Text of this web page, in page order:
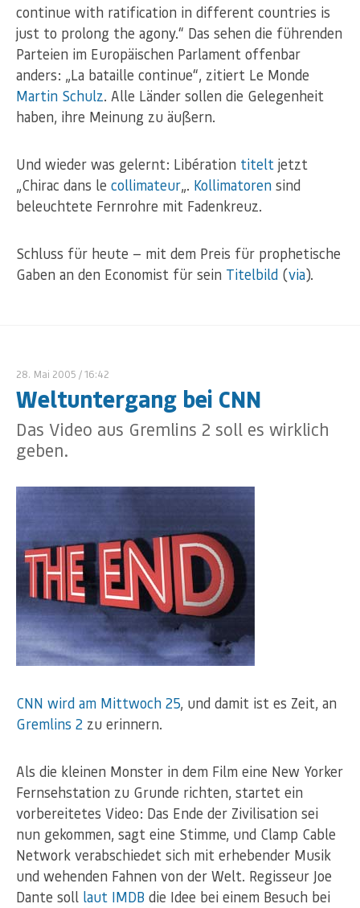
continue with ratification in different countries is
just to prolong the agony.“ Das sehen die führenden
Parteien im Europäischen Parlament offenbar
anders: „La bataille continue“, zitiert Le Monde
Martin Schulz. Alle Länder sollen die Gelegenheit
haben, ihre Meinung zu äußern.
Und wieder was gelernt: Libération titelt jetzt
„Chirac dans le collimateur„. Kollimatoren sind
beleuchtete Fernrohre mit Fadenkreuz.
Schluss für heute — mit dem Preis für prophetische
Gaben an den Economist für sein Titelbild (via).
28. Mai 2005 / 16:42
Weltuntergang bei CNN
Das Video aus Gremlins 2 soll es wirklich
geben.
CNN wird am Mittwoch 25, und damit ist es Zeit, an
Gremlins 2 zu erinnern.
Als die kleinen Monster in dem Film eine New Yorker
Fernsehstation zu Grunde richten, startet ein
vorbereitetes Video: Das Ende der Zivilisation sei
nun gekommen, sagt eine Stimme, und Clamp Cable
Network verabschiedet sich mit erhebender Musik
und wehenden Fahnen von der Welt. Regisseur Joe
Dante soll laut IMDB die Idee bei einem Besuch bei